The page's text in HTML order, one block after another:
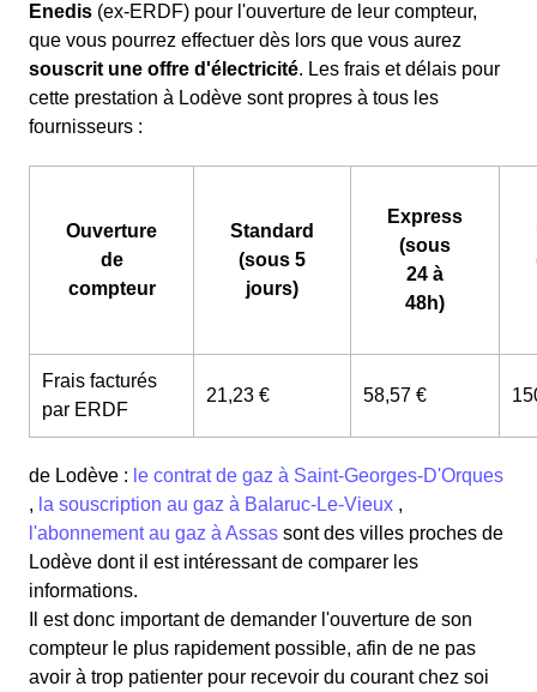
Enedis (ex-ERDF) pour l'ouverture de leur compteur,
que vous pourrez effectuer dès lors que vous aurez
souscrit une offre d'électricité. Les frais et délais pour
cette prestation à Lodève sont propres à tous les
fournisseurs :
Ouverture
de
compteur
Standard
(sous 5
jours)
Express
(sous
24 à
48h)
Frais facturés
par ERDF
21,23 € 58,57 €
de Lodève : le contrat de gaz à Saint-Georges-D'Orques
, la souscription au gaz à Balaruc-Le-Vieux ,
l'abonnement au gaz à Assas sont des villes proches de
Lodève dont il est intéressant de comparer les
informations.
Il est donc important de demander l'ouverture de son
compteur le plus rapidement possible, afin de ne pas
avoir à trop patienter pour recevoir du courant chez soi